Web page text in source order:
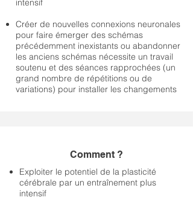
intensif
Créer de nouvelles connexions neuronales
pour faire émerger des schémas
précédemment inexistants ou abandonner
les anciens schémas nécessite un travail
soutenu et des séances rapprochées (un
grand nombre de répétitions ou de
variations) pour installer les changements
Comment ?
Exploiter le potentiel de la plasticité
cérébrale par un entraînement plus
intensif